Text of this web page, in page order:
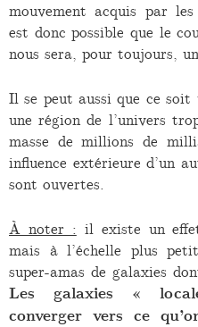
mouvement acquis par
est donc possible que le
nous sera, pour toujours,
Il se peut aussi que ce soit
une région de l’univers
masse de millions de
influence extérieure d’un
sont ouvertes.
À noter : il existe un
mais à l’échelle plus
super-amas de galaxies
Les galaxies «
converger vers ce